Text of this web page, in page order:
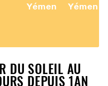
Yémen
Yémen
DU SOLEIL AU
DEPUIS 1AN